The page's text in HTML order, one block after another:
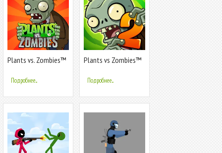
Plants vs. Zombies™
Подробнее...
Plants vs Zombies™
Подробнее...